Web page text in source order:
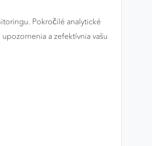
Pokročilé analytické
a zefektívnia vašu